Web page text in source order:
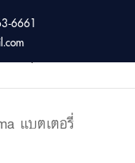
6661
แบตเตอรี่